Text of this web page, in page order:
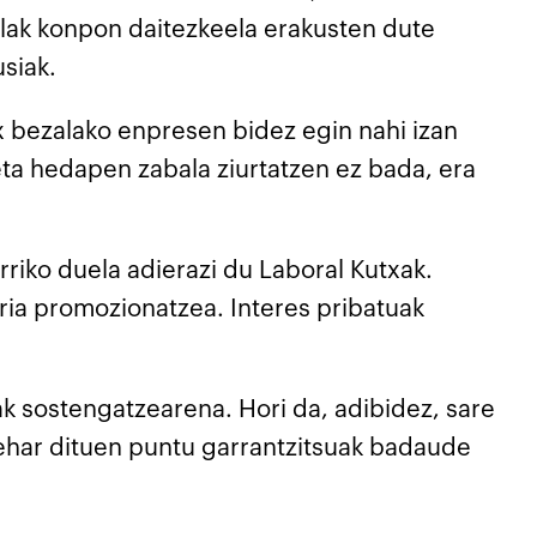
konpon daitezkeela erakusten dute
enpresen bidez egin nahi izan
hedapen zabala ziurtatzen ez bada, era
duela adierazi du Laboral Kutxak.
promozionatzea. Interes pribatuak
sostengatzearena. Hori da, adibidez, sare
dituen puntu garrantzitsuak badaude